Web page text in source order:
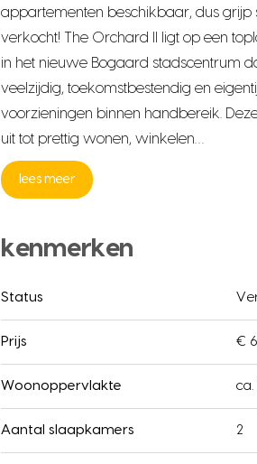
appartementen beschikbaar, dus grijp
verkocht! The Orchard II ligt op een
in het nieuwe Bogaard stadscentrum
veelzijdig, toekomstbestendig en
voorzieningen binnen handbereik.
uit tot prettig wonen, winkelen…
lees meer
kenmerken
Status
Prijs €
Woonoppervlakte ca.
Aantal slaapkamers 2